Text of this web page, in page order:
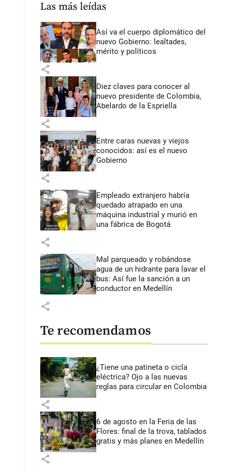
Las más leídas
Así va el cuerpo diplomático del
nuevo Gobierno: lealtades,
mérito y políticos
share
Diez claves para conocer al
nuevo presidente de Colombia,
Abelardo de la Espriella
share
Entre caras nuevas y viejos
conocidos: así es el nuevo
Gobierno
share
Empleado extranjero habría
quedado atrapado en una
máquina industrial y murió en
una fábrica de Bogotá
share
Mal parqueado y robándose
agua de un hidrante para lavar el
bus: Así fue la sanción a un
conductor en Medellín
share
Te recomendamos
¿Tiene una patineta o cicla
eléctrica? Ojo a las nuevas
reglas para circular en Colombia
share
6 de agosto en la Feria de las
Flores: final de la trova, tablados
gratis y más planes en Medellín
share